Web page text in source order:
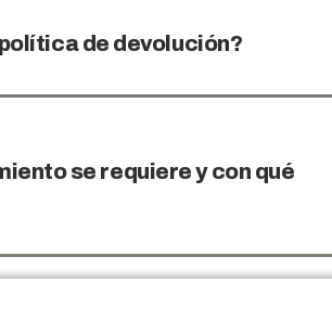
de devolución?
se requiere y con qué